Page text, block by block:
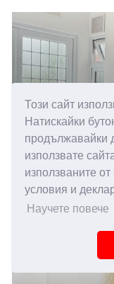
Този сайт
Натискайки
продължавайки
използвате
използваните
условия и
Научете повече
14.05.2026 15:00
Повишена
причините